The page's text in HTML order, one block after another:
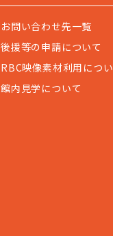
お問い合わせ先一覧
後援等の申請について
RBC映像素材利用につ
館内見学について